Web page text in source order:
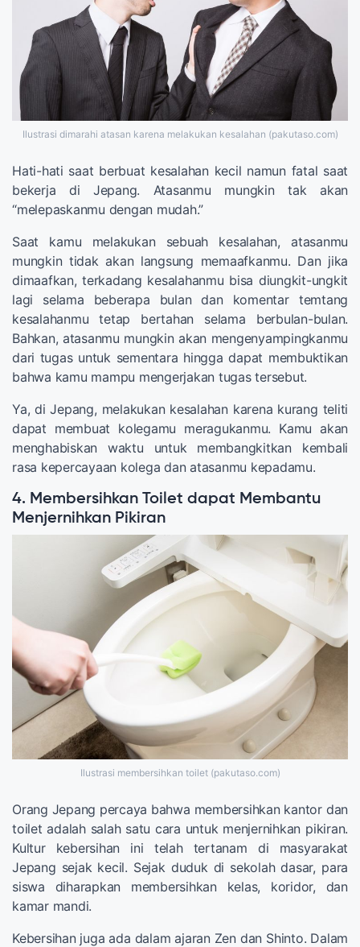
Ilustrasi dimarahi atasan karena melakukan kesalahan (pakutaso.com)
Hati-hati saat berbuat kesalahan kecil namun fatal saat
bekerja di Jepang. Atasanmu mungkin tak akan
“melepaskanmu dengan mudah.”
Saat kamu melakukan sebuah kesalahan, atasanmu
mungkin tidak akan langsung memaafkanmu. Dan jika
dimaafkan, terkadang kesalahanmu bisa diungkit-ungkit
lagi selama beberapa bulan dan komentar temtang
kesalahanmu tetap bertahan selama berbulan-bulan.
Bahkan, atasanmu mungkin akan mengenyampingkanmu
dari tugas untuk sementara hingga dapat membuktikan
bahwa kamu mampu mengerjakan tugas tersebut.
Ya, di Jepang, melakukan kesalahan karena kurang teliti
dapat membuat kolegamu meragukanmu. Kamu akan
menghabiskan waktu untuk membangkitkan kembali
rasa kepercayaan kolega dan atasanmu kepadamu.
4. Membersihkan Toilet dapat Membantu
Menjernihkan Pikiran
Ilustrasi membersihkan toilet (pakutaso.com)
Orang Jepang percaya bahwa membersihkan kantor dan
toilet adalah salah satu cara untuk menjernihkan pikiran.
Kultur kebersihan ini telah tertanam di masyarakat
Jepang sejak kecil. Sejak duduk di sekolah dasar, para
siswa diharapkan membersihkan kelas, koridor, dan
kamar mandi.
Kebersihan juga ada dalam ajaran Zen dan Shinto. Dalam